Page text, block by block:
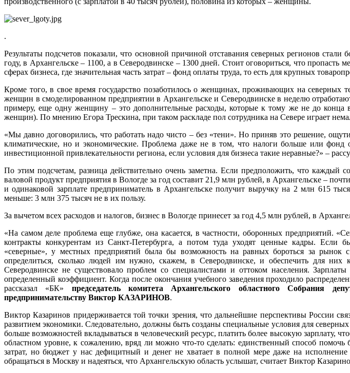
.
Результаты подсчетов показали, что основной причиной отставания северных регионов
году, в Архангельске – 1100, а в Северодвинске – 1300 дней. Стоит оговориться, что пропасть
сферах бизнеса, где значительная часть затрат – фонд оплаты труда, то есть для крупных
Кроме того, в свое время государство позаботилось о женщинах, проживающих на северных
женщин в смоделированном предприятии в Архангельске и Северодвинске в неделю
примеру, еще одну женщину – это дополнительные расходы, которые к тому же не до
женщин). По мнению Егора Трескина, при таком раскладе пол сотрудника на Севере играет
«Мы давно договорились, что работать надо чисто – без «тени». Но приняв это решение,
климатические, но и экономические. Проблема даже не в том, что налоги больше или
инвестиционной привлекательности региона, если условия для бизнеса такие неравные?» –
По этим подсчетам, разница действительно очень заметна. Если предположить, что каждый
валовой продукт предприятия в Вологде за год составит 21,9 млн рублей, в Архангельске –
и одинаковой зарплате предприниматель в Архангельске получит выручку на 2 млн 615
меньше: 3 млн 375 тысяч не в их пользу.
За вычетом всех расходов и налогов, бизнес в Вологде принесет за год 4,5 млн рублей, в
«На самом деле проблема еще глубже, она касается, в частности, оборонных предприятий.
контракты конкурентам из Санкт-Петербурга, а потом туда уходят ценные кадры. Если
«северные», у местных предприятий была бы возможность на равных бороться за рынок
определиться, сколько людей им нужно, скажем, в Северодвинске, и обеспечить для
Северодвинске не существовало проблем со специалистами и оттоком населения.
определенный коэффициент. Когда после окончания учебного заведения проходило
рассказал «БК» председатель комитета Архангельского областного Собрания
предпринимательству Виктор КАЗАРИНОВ.
Виктор Казаринов придерживается той точки зрения, что дальнейшие перспективы России
развитием экономики. Следовательно, должны быть созданы специальные условия для
больше возможностей вкладываться в человеческий ресурс, платить более высокую зарплату,
областном уровне, к сожалению, вряд ли можно что-то сделать: единственный способ помочь
затрат, но бюджет у нас дефицитный и денег не хватает в полной мере даже на исполнение
обращаться в Москву и надеяться, что Архангельскую область услышат, считает Виктор